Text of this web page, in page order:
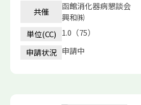
共催
函館消化器病懇談会
興和㈱
単位(CC)
1.0（75）
申請状況 申請中